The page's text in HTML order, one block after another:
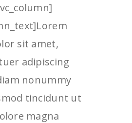
sit amet,
adipiscing
nonummy
tincidunt ut
magna